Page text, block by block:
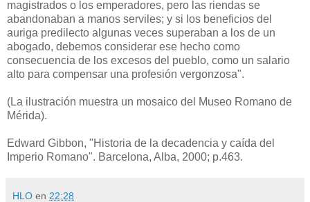
magistrados o los emperadores, pero las riendas se
abandonaban a manos serviles; y si los beneficios del
auriga predilecto algunas veces superaban a los de un
abogado, debemos considerar ese hecho como
consecuencia de los excesos del pueblo, como un salario
alto para compensar una profesión vergonzosa".
(La ilustración muestra un mosaico del Museo Romano de
Mérida).
Edward Gibbon, "Historia de la decadencia y caída del
Imperio Romano". Barcelona, Alba, 2000; p.463.
HLO en 22:28